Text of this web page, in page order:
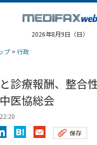
2026年8月9日（日）
プ > 行政
診療報酬、整合
協総会
保存